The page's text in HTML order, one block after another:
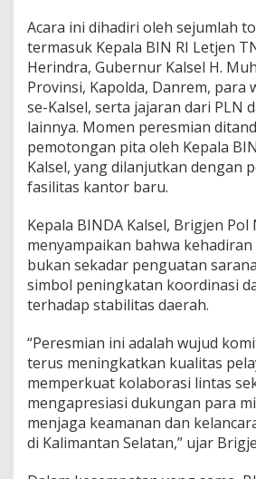
Acara ini dihadiri oleh sejumlah
termasuk Kepala BIN RI Letjen
Herindra, Gubernur Kalsel H.
Provinsi, Kapolda, Danrem, para
se-Kalsel, serta jajaran dari PLN
lainnya. Momen peresmian
pemotongan pita oleh Kepala
Kalsel, yang dilanjutkan dengan
fasilitas kantor baru.
Kepala BINDA Kalsel, Brigjen
menyampaikan bahwa
bukan sekadar penguatan
simbol peningkatan koordinasi
terhadap stabilitas daerah.
“Peresmian ini adalah wujud
terus meningkatkan kualitas
memperkuat kolaborasi lintas
mengapresiasi dukungan para
menjaga keamanan dan
di Kalimantan Selatan,” ujar